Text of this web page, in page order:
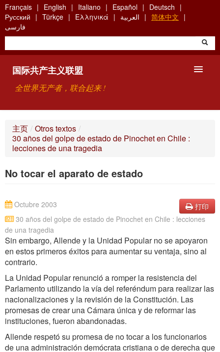
Skip
to
main
content
Français English Italiano Español
Deutsch
Русский
Türkçe Ελληνικά العربية
简体中文
فارسی
国际共产主义联盟
全世界无产者，联合起来 !
关于国际共产主义联盟（ICU）
主页 / Otros textos /
30 años del golpe de estado de Pinochet en Chile :
lecciones de una tragedia
No tocar el aparato de estado
打印
30 años del golpe de estado de Pinochet en Chile : lecciones
de una tragedia
Octubre 2003
Sin embargo, Allende y la Unidad Popular no se apoyaron
en estos primeros éxitos para aumentar su ventaja, sino al
contrario.
La Unidad Popular renunció a romper la resistencia del
Parlamento utilizando la vía del referéndum para realizar las
nacionalizaciones y la revisión de la Constitución. Las
promesas de crear una Cámara única y de reformar las
instituciones, fueron abandonadas.
Allende respetó su promesa de no tocar a los funcionarios
de una administración demócrata cristiana o de derecha que